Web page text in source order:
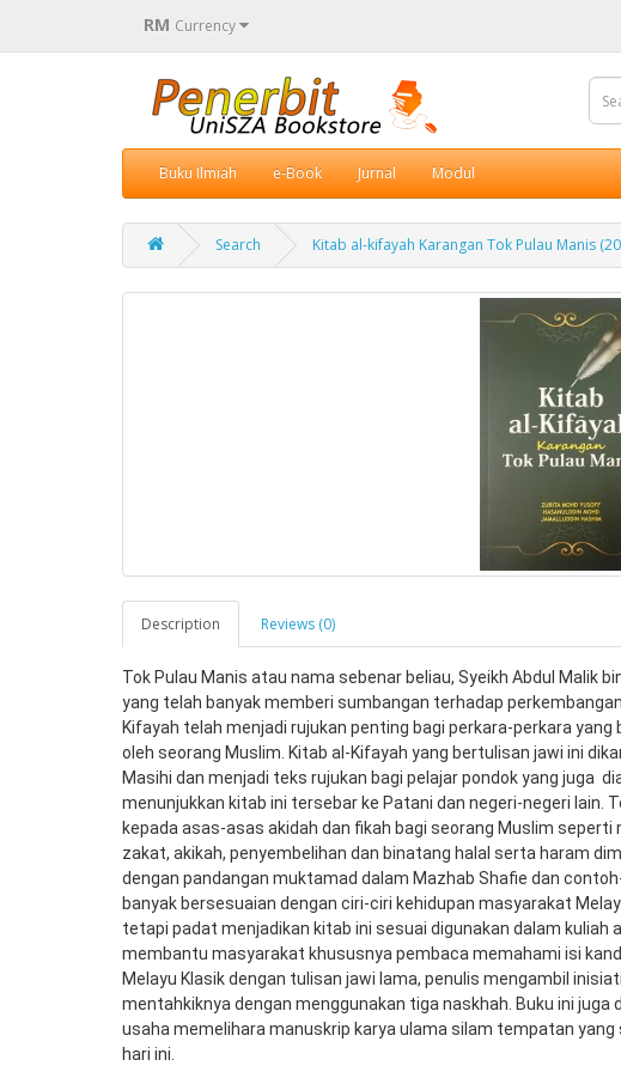
RM Currency
Buku Ilmiah e-Book Jurnal Modul
Search Kitab al-kifayah Karangan Tok Pulau Manis
Description Reviews (0)
Tok Pulau Manis atau nama sebenar beliau, Syeikh Abdul Malik
yang telah banyak memberi sumbangan terhadap
Kifayah telah menjadi rujukan penting bagi perkara-perkara
oleh seorang Muslim. Kitab al-Kifayah yang bertulisan jawi ini
Masihi dan menjadi teks rujukan bagi pelajar pondok yang juga
menunjukkan kitab ini tersebar ke Patani dan negeri-negeri lain.
kepada asas-asas akidah dan fikah bagi seorang Muslim
zakat, akikah, penyembelihan dan binatang halal serta haram
dengan pandangan muktamad dalam Mazhab Shafie dan
banyak bersesuaian dengan ciri-ciri kehidupan masyarakat
tetapi padat menjadikan kitab ini sesuai digunakan dalam kuliah
membantu masyarakat khususnya pembaca memahami isi
Melayu Klasik dengan tulisan jawi lama, penulis mengambil
mentahkiknya dengan menggunakan tiga naskhah. Buku ini
usaha memelihara manuskrip karya ulama silam tempatan
hari ini.